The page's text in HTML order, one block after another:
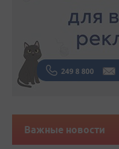
Важные новости